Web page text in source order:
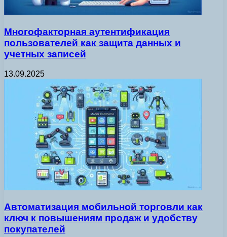
Многофакторная аутентификация
пользователей как защита данных и
учетных записей
13.09.2025
Автоматизация мобильной торговли как
ключ к повышениям продаж и удобству
покупателей